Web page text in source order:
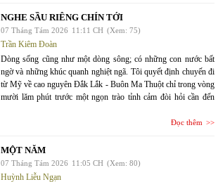
NGHE SẦU RIÊNG CHÍN TỚI
07 Tháng Tám 2026 11:11 CH (Xem: 75)
Trần Kiêm Đoàn
Dòng sống cũng như một dòng sông; có những con nước bất
ngờ và những khúc quanh nghiệt ngã. Tôi quyết định chuyến đi
từ Mỹ về cao nguyên Đắk Lắk - Buôn Ma Thuột chỉ trong vòng
mười lăm phút trước một ngọn trào tỉnh cảm đòi hỏi cần đến
Đọc thêm
MỘT NĂM
07 Tháng Tám 2026 11:05 CH (Xem: 80)
Huỳnh Liễu Ngạn